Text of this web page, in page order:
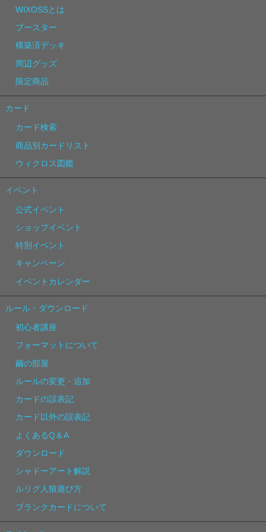
WIXOSSとは
ブースター
構築済デッキ
周辺グッズ
限定商品
カード
カード検索
商品別カードリスト
ウィクロス図鑑
イベント
公式イベント
ショップイベント
特別イベント
キャンペーン
イベントカレンダー
ルール・ダウンロード
初心者講座
フォーマットについて
繭の部屋
ルールの変更・追加
カードの誤表記
カード以外の誤表記
よくあるQ＆A
ダウンロード
シャドーアート解説
ルリグ人狼遊び方
ブランクカードについて